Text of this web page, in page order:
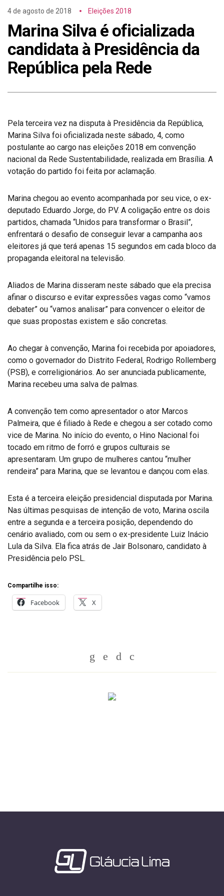
4 de agosto de 2018 Eleições 2018
Marina Silva é oficializada
candidata à Presidência da
República pela Rede
Pela terceira vez na disputa à Presidência da República,
Marina Silva foi oficializada neste sábado, 4, como
postulante ao cargo nas eleições 2018 em convenção
nacional da Rede Sustentabilidade, realizada em Brasília. A
votação do partido foi feita por aclamação.
Marina chegou ao evento acompanhada por seu vice, o ex-
deputado Eduardo Jorge, do PV. A coligação entre os dois
partidos, chamada “Unidos para transformar o Brasil”,
enfrentará o desafio de conseguir levar a campanha aos
eleitores já que terá apenas 15 segundos em cada bloco da
propaganda eleitoral na televisão.
Aliados de Marina disseram neste sábado que ela precisa
afinar o discurso e evitar expressões vagas como “vamos
debater” ou “vamos analisar” para convencer o eleitor de
que suas propostas existem e são concretas.
Ao chegar à convenção, Marina foi recebida por apoiadores,
como o governador do Distrito Federal, Rodrigo Rollemberg
(PSB), e correligionários. Ao ser anunciada publicamente,
Marina recebeu uma salva de palmas.
A convenção tem como apresentador o ator Marcos
Palmeira, que é filiado à Rede e chegou a ser cotado como
vice de Marina. No início do evento, o Hino Nacional foi
tocado em ritmo de forró e grupos culturais se
apresentaram. Um grupo de mulheres cantou “mulher
rendeira” para Marina, que se levantou e dançou com elas.
Esta é a terceira eleição presidencial disputada por Marina.
Nas últimas pesquisas de intenção de voto, Marina oscila
entre a segunda e a terceira posição, dependendo do
cenário avaliado, com ou sem o ex-presidente Luiz Inácio
Lula da Silva. Ela fica atrás de Jair Bolsonaro, candidato à
Presidência pelo PSL.
Compartilhe isso:
Facebook X
Whatsapp
TwitterFacebook